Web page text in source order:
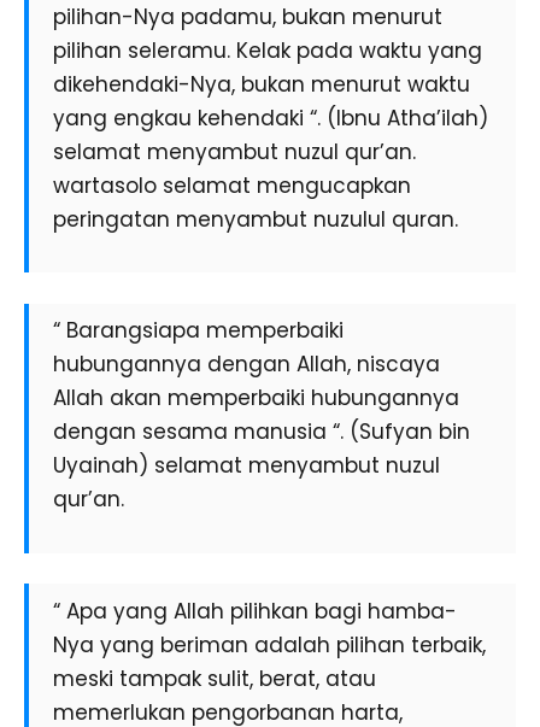
pilihan-Nya padamu, bukan menurut
pilihan seleramu. Kelak pada waktu yang
dikehendaki-Nya, bukan menurut waktu
yang engkau kehendaki “. (Ibnu Atha’ilah)
selamat menyambut nuzul qur’an.
wartasolo selamat mengucapkan
peringatan menyambut nuzulul quran.
“ Barangsiapa memperbaiki
hubungannya dengan Allah, niscaya
Allah akan memperbaiki hubungannya
dengan sesama manusia “. (Sufyan bin
Uyainah) selamat menyambut nuzul
qur’an.
“ Apa yang Allah pilihkan bagi hamba-
Nya yang beriman adalah pilihan terbaik,
meski tampak sulit, berat, atau
memerlukan pengorbanan harta,